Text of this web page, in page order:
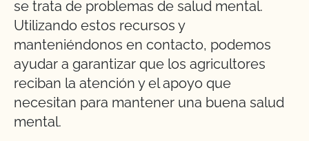
se trata de problemas de salud mental.
Utilizando estos recursos y
manteniéndonos en contacto, podemos
ayudar a garantizar que los agricultores
reciban la atención y el apoyo que
necesitan para mantener una buena salud
mental.